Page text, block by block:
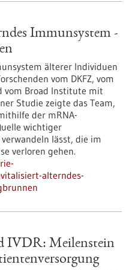
Immunsystem -
älterer Individuen
vom DKFZ, vom
vom Broad Institute mit
Studie zeigte das Team,
der mRNA-
wichtiger
lässt, die im
verloren gehen.
alterndes-
IVDR: Meilenstein